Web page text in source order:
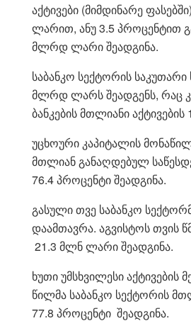
აქტივები (მიმდინარე
ლარით, ანუ 3.5 პროცენტით
მლრდ ლარი შეადგინა.
საბანკო სექტორის საკუთარი
მლრდ ლარს შეადგენს, რაც
ბანკების მთლიანი
უცხოური კაპიტალის
მთლიან განაღდებულ
76.4 პროცენტი შეადგინა.
გასული თვე საბანკო
დაამთავრა. აგვისტოს თვის
21.3 მლნ ლარი შეადგინა.
ხუთი უმსხვილესი აქტივების
წილმა საბანკო სექტორის
77.8 პროცენტი შეადგინა.